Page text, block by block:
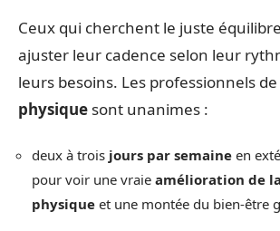
Ceux qui cherchent le juste
ajuster leur cadence selon leur
leurs besoins. Les professionnels de
physique sont unanimes :
deux à trois jours par semaine en
pour voir une vraie amélioration de
physique et une montée du bien-être